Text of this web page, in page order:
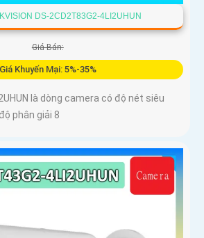
DS-2CD2T83G2-4LI2UHUN
Giá Bán:
Giá Khuyến Mại: 5%-35%
là dòng camera có độ nét siêu
phân giải 8